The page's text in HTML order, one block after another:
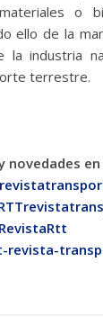
o
ello de la
la industria
terrestre.
novedades en
revista-